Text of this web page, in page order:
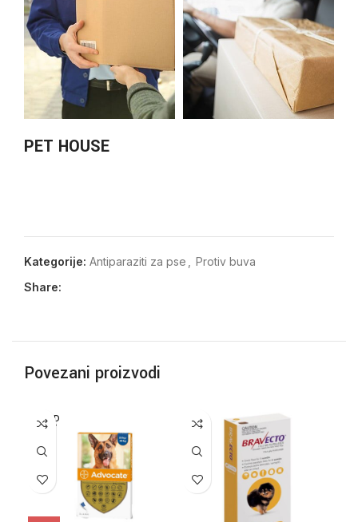
PET HOUSE
Kategorije: Antiparaziti za pse
Protiv buva
Share:
Povezani proizvodi
SOLD
OUT